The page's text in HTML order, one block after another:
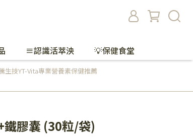
≡認識活萃泱 💡保健食堂
生技YT-Vita專業營養素保健推薦
鐵膠囊 (30粒/袋)